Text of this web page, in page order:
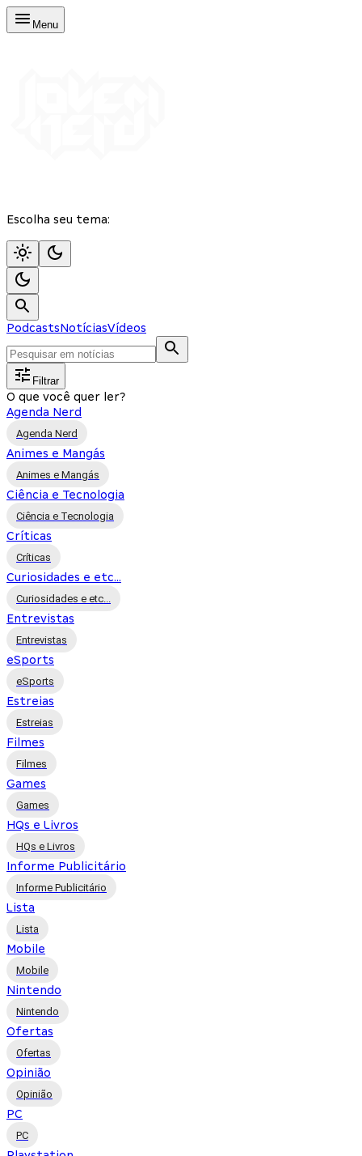
Menu
Escolha seu tema:
PodcastsNotíciasVídeos
Filtrar
O que você quer ler?
Agenda Nerd
Agenda Nerd
Animes e Mangás
Animes e Mangás
Ciência e Tecnologia
Ciência e Tecnologia
Críticas
Críticas
Curiosidades e etc...
Curiosidades e etc...
Entrevistas
Entrevistas
eSports
eSports
Estreias
Estreias
Filmes
Filmes
Games
Games
HQs e Livros
HQs e Livros
Informe Publicitário
Informe Publicitário
Lista
Lista
Mobile
Mobile
Nintendo
Nintendo
Ofertas
Ofertas
Opinião
Opinião
PC
PC